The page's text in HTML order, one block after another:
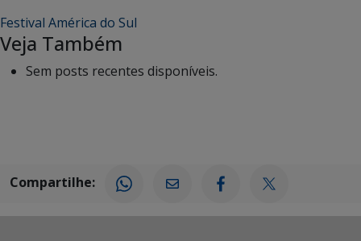
Festival América do Sul
Veja Também
Sem posts recentes disponíveis.
Compartilhe: